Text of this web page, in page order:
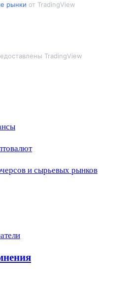
рынки от TradingView
TradingView
и сырьевых рынков